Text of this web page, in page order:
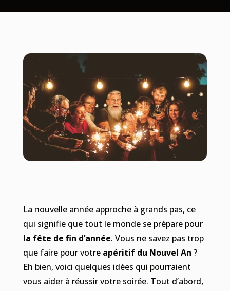
La nouvelle année approche à grands pas, ce
qui signifie que tout le monde se prépare pour
la fête de fin d’année. Vous ne savez pas trop
que faire pour votre apéritif du Nouvel An ?
Eh bien, voici quelques idées qui pourraient
vous aider à réussir votre soirée. Tout d’abord,